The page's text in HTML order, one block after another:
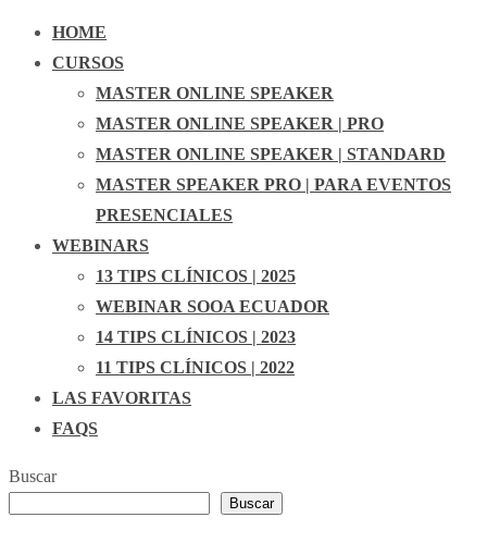
HOME
CURSOS
MASTER ONLINE SPEAKER
MASTER ONLINE SPEAKER | PRO
MASTER ONLINE SPEAKER | STANDARD
MASTER SPEAKER PRO | PARA EVENTOS
PRESENCIALES
WEBINARS
13 TIPS CLÍNICOS | 2025
WEBINAR SOOA ECUADOR
14 TIPS CLÍNICOS | 2023
11 TIPS CLÍNICOS | 2022
LAS FAVORITAS
FAQS
Buscar
Buscar